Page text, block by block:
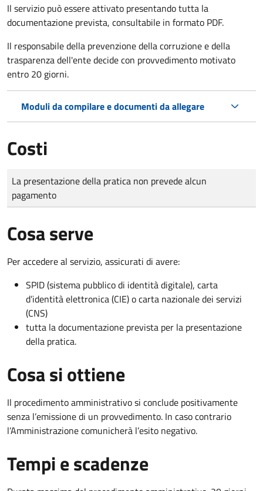
Il servizio può essere attivato presentando tutta la
documentazione prevista, consultabile in formato PDF.
Il responsabile della prevenzione della corruzione e della
trasparenza dell'ente decide con provvedimento motivato
entro 20 giorni.
Moduli da compilare e documenti da allegare
Costi
Tipo di pagamento
Importo
La presentazione della pratica non prevede alcun
pagamento
Cosa serve
Per accedere al servizio, assicurati di avere:
SPID (sistema pubblico di identità digitale), carta
d’identità elettronica (CIE) o carta nazionale dei servizi
(CNS)
tutta la documentazione prevista per la presentazione
della pratica.
Cosa si ottiene
Il procedimento amministrativo si conclude positivamente
senza l’emissione di un provvedimento. In caso contrario
l’Amministrazione comunicherà l’esito negativo.
Tempi e scadenze